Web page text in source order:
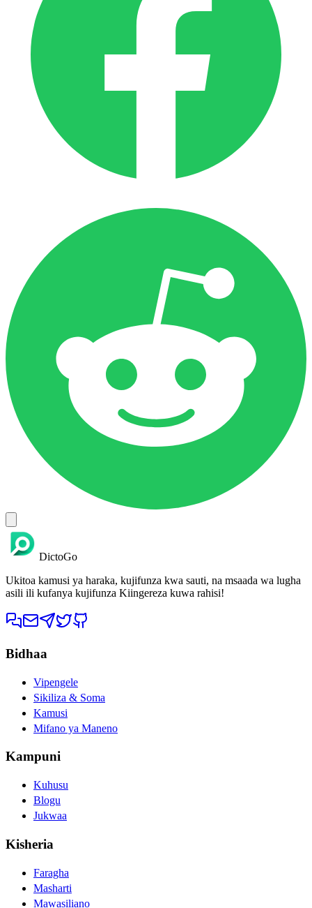
DictoGo
Ukitoa kamusi ya haraka, kujifunza kwa sauti, na msaada wa lugha
asili ili kufanya kujifunza Kiingereza kuwa rahisi!
Bidhaa
Vipengele
Sikiliza & Soma
Kamusi
Mifano ya Maneno
Kampuni
Kuhusu
Blogu
Jukwaa
Kisheria
Faragha
Masharti
Mawasiliano